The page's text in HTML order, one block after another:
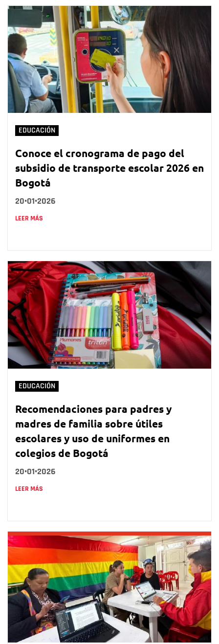
EDUCACIÓN
Conoce el cronograma de pago del
subsidio de transporte escolar 2026 en
Bogotá
20•01•2026
LEER MÁS
EDUCACIÓN
Recomendaciones para padres y
madres de familia sobre útiles
escolares y uso de uniformes en
colegios de Bogotá
20•01•2026
LEER MÁS